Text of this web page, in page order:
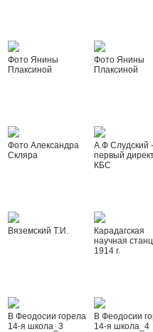
Фото Янины
Плаксиной
Фото Янины
Плаксиной
Фото Александра
Скляра
А.Ф Слудский
первый
КБС
Вяземский Т.И.
Карадагская
научная
1914 г.
В Феодосии горела
14-я школа_3
В Феодосии
14-я школа_4